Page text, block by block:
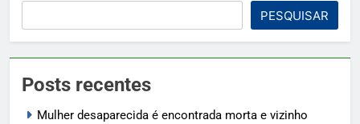
PESQUISAR
Posts recentes
Mulher desaparecida é encontrada morta e vizinho